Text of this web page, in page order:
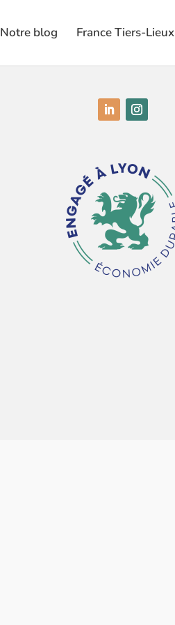
Notre blog France Tiers-Lieux